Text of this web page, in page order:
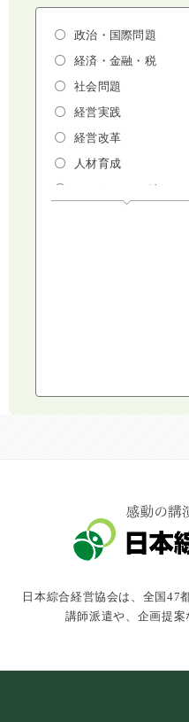
政治・国際問題
経済・金融・税
社会問題
経営実践
経営改革
人材育成
マーケティング
コミュニケーション
キャスター・アナウ
俳優・タレント・モ
落語・講談・色物
安全大会
日本綜合経営協会は、全国47
講師派遣や、企画提案